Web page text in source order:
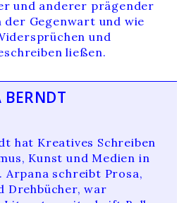
und anderer prägender
Gegenwart und wie
und
ließen.
BERNDT
hat Kreatives Schreiben
Kunst und Medien in
schreibt Prosa,
Drehbücher, war